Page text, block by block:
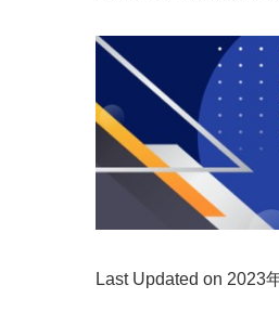
Last Updated on 2023